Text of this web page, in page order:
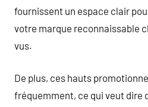
fournissent un espace clair
votre marque reconnaissable
vus.
De plus, ces hauts
fréquemment, ce qui veut dire